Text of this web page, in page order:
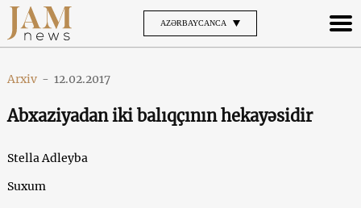
AZƏRBAYCANCA
Arxiv - 12.02.2017
Abxaziyadan iki balıqçının hekayəsidir
Stella Adleyba
Suxum